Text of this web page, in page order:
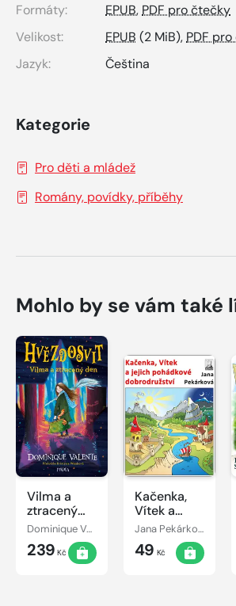
Formáty:
EPUB, PDF pro čtečky
Velikost:
EPUB (2 MiB), PDF
Jazyk:
Čeština
Kategorie
Pro děti a mládež
Romány, povídky, příběhy
Mohlo by se vám také
Vilma a
ztracený
den
Dominique Valente
239 Kč
Kačenka,
Vítek a
jejich
pohádkové
dobrodružství
Jana Pekárková
49 Kč